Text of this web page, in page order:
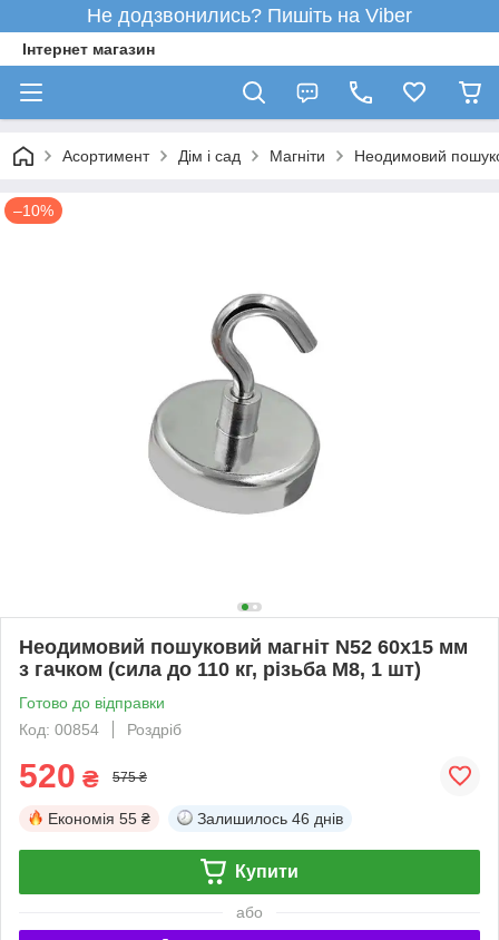
Не додзвонились? Пишіть на Viber
Інтернет магазин
Асортимент Дім і сад Магніти Неодимовий
–10%
Неодимовий пошуковий магніт N52 60х15 мм
з гачком (сила до 110 кг, різьба M8, 1 шт)
Готово до відправки
Код: 00854
Роздріб
520 ₴ 575 ₴
Економія 55 ₴ Залишилось 46 днів
Купити
або